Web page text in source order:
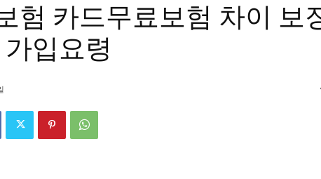
험 카드무료보험 차이 보
입요령